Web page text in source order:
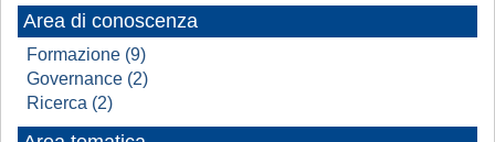
Area di conoscenza
Formazione (9)
Governance (2)
Ricerca (2)